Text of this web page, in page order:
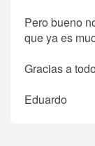
Pero bueno
que ya es
Gracias a
Eduardo